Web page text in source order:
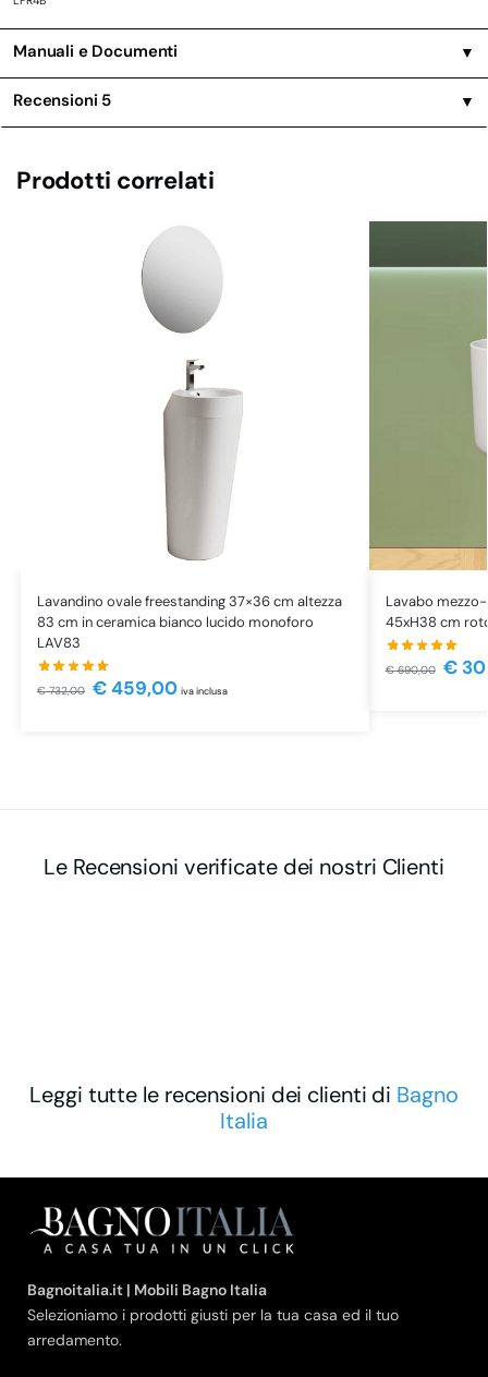
Manuali e Documenti ▼
Recensioni 5 ▼
Prodotti correlati
Lavandino ovale freestanding 37×36 cm altezza
83 cm in ceramica bianco lucido monoforo
LAV83
€732,00 €459,00 iva inclusa
Lavabo
45xH38 cm
€690,00 €
Le Recensioni verificate dei nostri Clienti
Leggi tutte le recensioni dei clienti di Bagno
Italia
Bagnoitalia.it | Mobili Bagno Italia
Selezioniamo i prodotti giusti per la tua casa ed il tuo
arredamento.